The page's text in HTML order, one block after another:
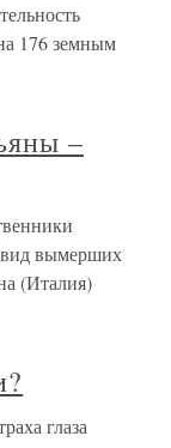
176 земным
–
вид вымерших
(Италия)
глаза